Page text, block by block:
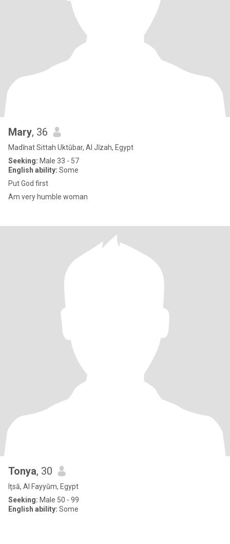
Mary, 36
Madīnat Sittah Uktūbar, Al Jīzah, Egypt
Seeking: Male 33 - 57
English ability: Some
Put God first
Am very humble woman
Tonya, 30
Iţsā, Al Fayyūm, Egypt
Seeking: Male 50 - 99
English ability: Some